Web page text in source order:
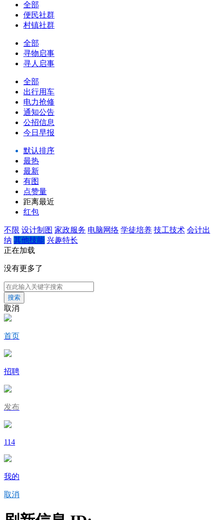
全部
便民社群
村镇社群
全部
寻物启事
寻人启事
全部
出行用车
电力抢修
通知公告
公招信息
今日早报
默认排序
最热
最新
有图
点赞量
距离最近
红包
不限 设计制图 家政服务 电脑网络 学徒培养 技工技术 会计出
纳 其他技能 兴趣特长
正在加载
没有更多了
搜索
取消
首页
招聘
发布
114
我的
取消